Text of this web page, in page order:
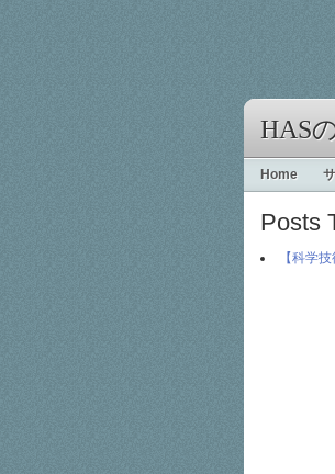
HAS
Home
Posts
【科学